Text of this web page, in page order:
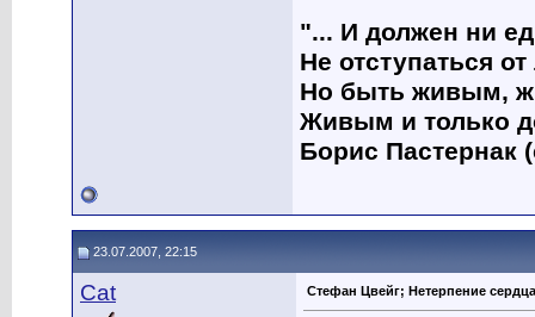
"... И должен ни
Не отступаться
Но быть живым,
Живым и только
Борис Пастернак
23.07.2007, 22:15
Cat Стефан Цвейг; Нетерпение сердца